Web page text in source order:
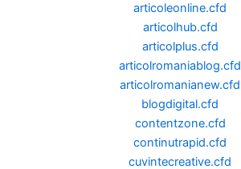
articoleonline.cfd
articolhub.cfd
articolplus.cfd
articolromaniablog.cfd
articolromanianew.cfd
blogdigital.cfd
contentzone.cfd
continutrapid.cfd
cuvintecreative.cfd